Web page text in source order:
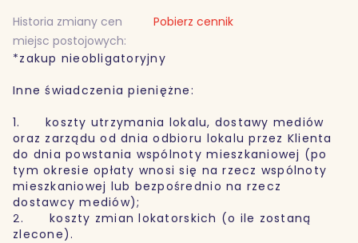
Historia zmiany cen
miejsc postojowych:
Pobierz cennik
*zakup nieobligatoryjny
Inne świadczenia pieniężne:
1. koszty utrzymania lokalu, dostawy mediów
oraz zarządu od dnia odbioru lokalu przez Klienta
do dnia powstania wspólnoty mieszkaniowej (po
tym okresie opłaty wnosi się na rzecz wspólnoty
mieszkaniowej lub bezpośrednio na rzecz
dostawcy mediów);
2. koszty zmian lokatorskich (o ile zostaną
zlecone).